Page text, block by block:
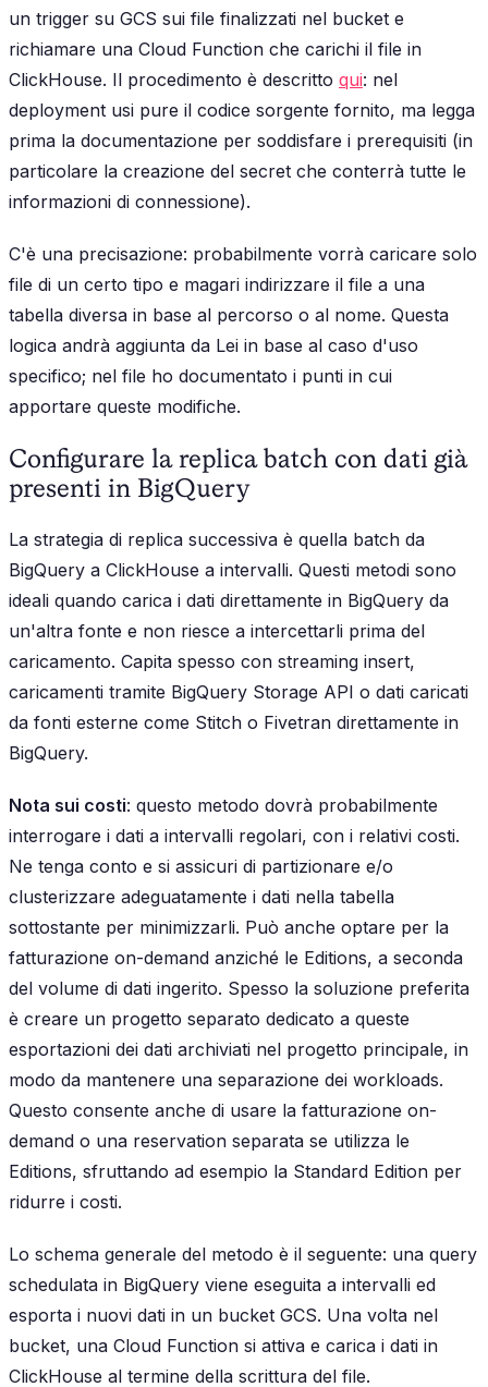
un trigger su GCS sui file finalizzati nel bucket e
richiamare una Cloud Function che carichi il file in
ClickHouse. Il procedimento è descritto qui: nel
deployment usi pure il codice sorgente fornito, ma legga
prima la documentazione per soddisfare i prerequisiti (in
particolare la creazione del secret che conterrà tutte le
informazioni di connessione).
C'è una precisazione: probabilmente vorrà caricare solo
file di un certo tipo e magari indirizzare il file a una
tabella diversa in base al percorso o al nome. Questa
logica andrà aggiunta da Lei in base al caso d'uso
specifico; nel file ho documentato i punti in cui
apportare queste modifiche.
Configurare la replica batch con dati già
presenti in BigQuery
La strategia di replica successiva è quella batch da
BigQuery a ClickHouse a intervalli. Questi metodi sono
ideali quando carica i dati direttamente in BigQuery da
un'altra fonte e non riesce a intercettarli prima del
caricamento. Capita spesso con streaming insert,
caricamenti tramite BigQuery Storage API o dati caricati
da fonti esterne come Stitch o Fivetran direttamente in
BigQuery.
Nota sui costi: questo metodo dovrà probabilmente
interrogare i dati a intervalli regolari, con i relativi costi.
Ne tenga conto e si assicuri di partizionare e/o
clusterizzare adeguatamente i dati nella tabella
sottostante per minimizzarli. Può anche optare per la
fatturazione on-demand anziché le Editions, a seconda
del volume di dati ingerito. Spesso la soluzione preferita
è creare un progetto separato dedicato a queste
esportazioni dei dati archiviati nel progetto principale, in
modo da mantenere una separazione dei workloads.
Questo consente anche di usare la fatturazione on-
demand o una reservation separata se utilizza le
Editions, sfruttando ad esempio la Standard Edition per
ridurre i costi.
Lo schema generale del metodo è il seguente: una query
schedulata in BigQuery viene eseguita a intervalli ed
esporta i nuovi dati in un bucket GCS. Una volta nel
bucket, una Cloud Function si attiva e carica i dati in
ClickHouse al termine della scrittura del file.